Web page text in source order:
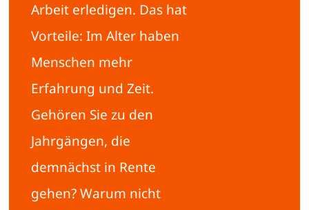
Arbeit erledigen. Das hat
Vorteile: Im Alter haben
Menschen mehr
Erfahrung und Zeit.
Gehören Sie zu den
Jahrgängen, die
demnächst in Rente
gehen? Warum nicht